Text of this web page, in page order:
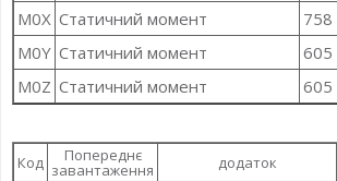
M0X Статичний момент 758
M0Y Статичний момент 605
M0Z Статичний момент 605
Код Попереднє
завантаження додаток